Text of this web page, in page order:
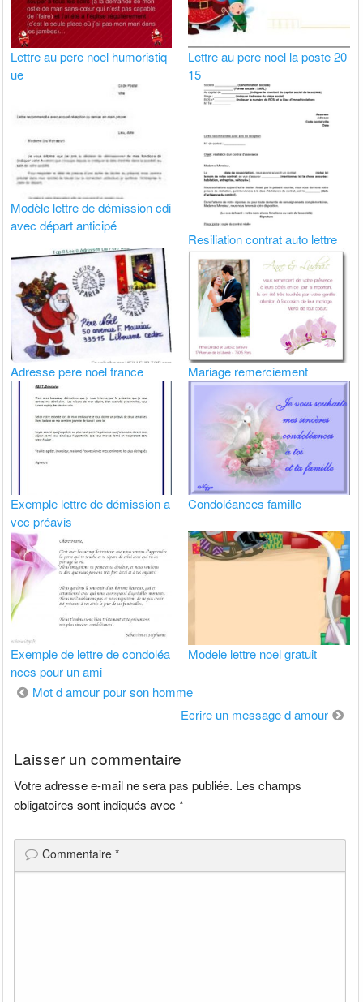
Lettre au pere noel humoristiq
ue
Lettre au pere noel la poste 20
15
Modèle lettre de démission cdi
avec départ anticipé
Resiliation contrat auto lettre
Adresse pere noel france Mariage remerciement
Exemple lettre de démission a
vec préavis
Condoléances famille
Exemple de lettre de condoléa
nces pour un ami
Modele lettre noel gratuit
Navigation
Mot d amour pour son homme
Ecrire un message d amour
Laisser un commentaire
Votre adresse e-mail ne sera pas publiée. Les champs
obligatoires sont indiqués avec*
Commentaire*